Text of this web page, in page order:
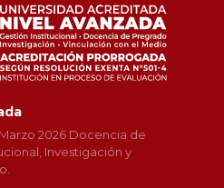
2026 Docencia de
Investigación y